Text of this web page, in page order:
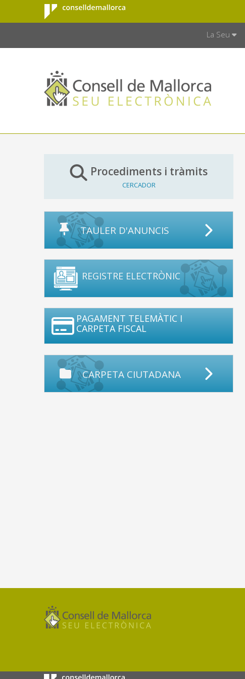
Salta al contingut principal
Consell de
Mallorca
La Seu
Procediments i tràmits
CERCADOR
TAULER D'ANUNCIS
REGISTRE ELECTRÒNIC
PAGAMENT TELEMÀTIC I
CARPETA FISCAL
CARPETA CIUTADANA